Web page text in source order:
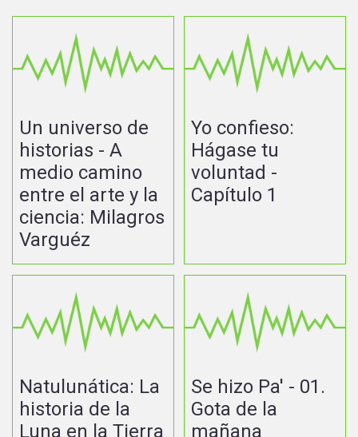
Un universo de
historias - A
medio camino
entre el arte y la
ciencia: Milagros
Varguéz
Yo confieso:
Hágase tu
voluntad -
Capítulo 1
Natulunática: La
historia de la
Luna en la Tierra
Se hizo Pa' - 01.
Gota de la
mañana